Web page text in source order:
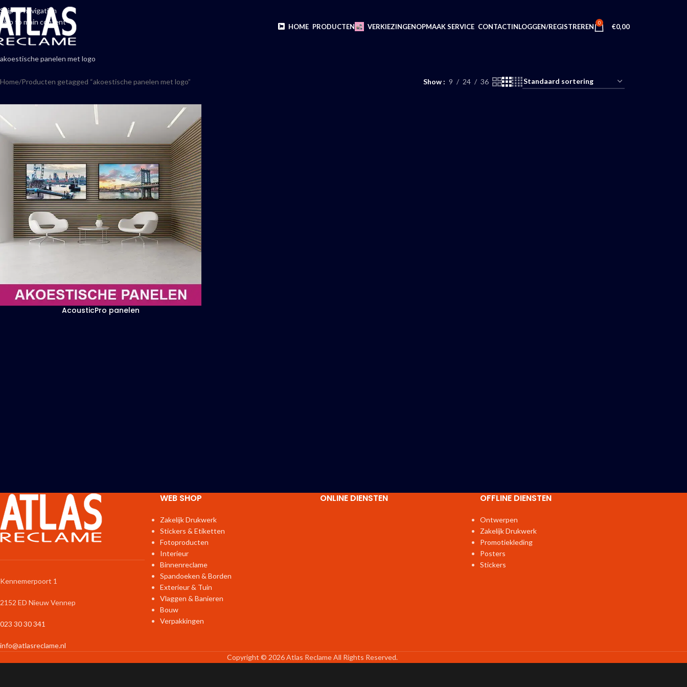
Skip to navigation
Skip to main content
HOME PRODUCTEN VERKIEZINGENOPMAAK SERVICE CONTACTINLOGGEN/REGISTREREN 0 €0,00
akoestische panelen met logo
Home Producten getagged “akoestische panelen met logo” Show 9 24 36
AcousticPro panelen
Kennemerpoort 1
2152 ED Nieuw Vennep
023 30 30 341
info@atlasreclame.nl
WEB SHOP
Zakelijk Drukwerk
Stickers & Etiketten
Fotoproducten
Interieur
Binnenreclame
Spandoeken & Borden
Exterieur & Tuin
Vlaggen & Banieren
Bouw
Verpakkingen
ONLINE DIENSTEN OFFLINE DIENSTEN
Ontwerpen
Zakelijk Drukwerk
Promotiekleding
Posters
Stickers
Copyright © 2026 Atlas Reclame All Rights Reserved.